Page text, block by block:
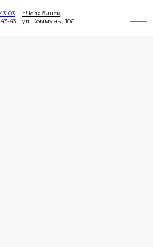
03
43-43
г.Челябинск,
ул. Коммуны, 106